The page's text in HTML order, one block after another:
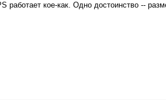
работает кое-как. Одно достоинство --